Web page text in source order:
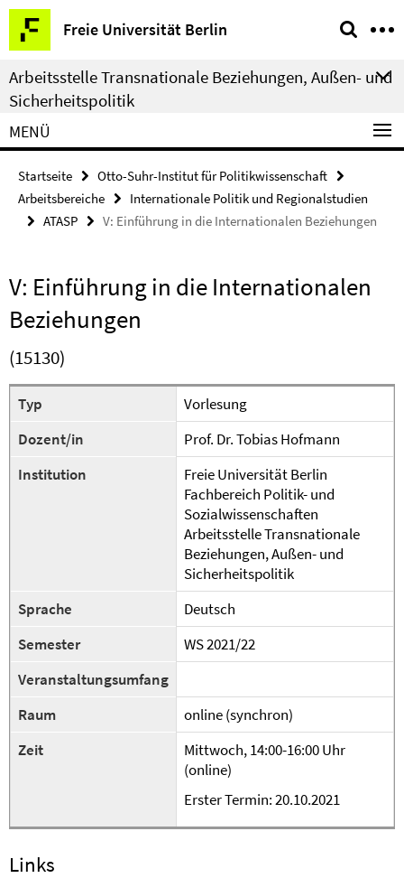
Springe
direkt
zu
Inhalt
Freie Universität Berlin
Service-
Navigation
Arbeitsstelle Transnationale Beziehungen, Außen- und
Sicherheitspolitik
MENÜ
Startseite
Otto-Suhr-Institut für Politikwissenschaft
Arbeitsbereiche
Internationale Politik und Regionalstudien
ATASP
V: Einführung in die Internationalen Beziehungen
V: Einführung in die Internationalen
Beziehungen
(15130)
Typ
Vorlesung
Dozent/in
Prof. Dr. Tobias Hofmann
Institution
Freie Universität Berlin
Fachbereich Politik- und
Sozialwissenschaften
Arbeitsstelle Transnationale
Beziehungen, Außen- und
Sicherheitspolitik
Sprache
Deutsch
Semester
WS 2021/22
Veranstaltungsumfang
Raum
online (synchron)
Zeit
Mittwoch, 14:00-16:00 Uhr
(online)
Erster Termin: 20.10.2021
Links